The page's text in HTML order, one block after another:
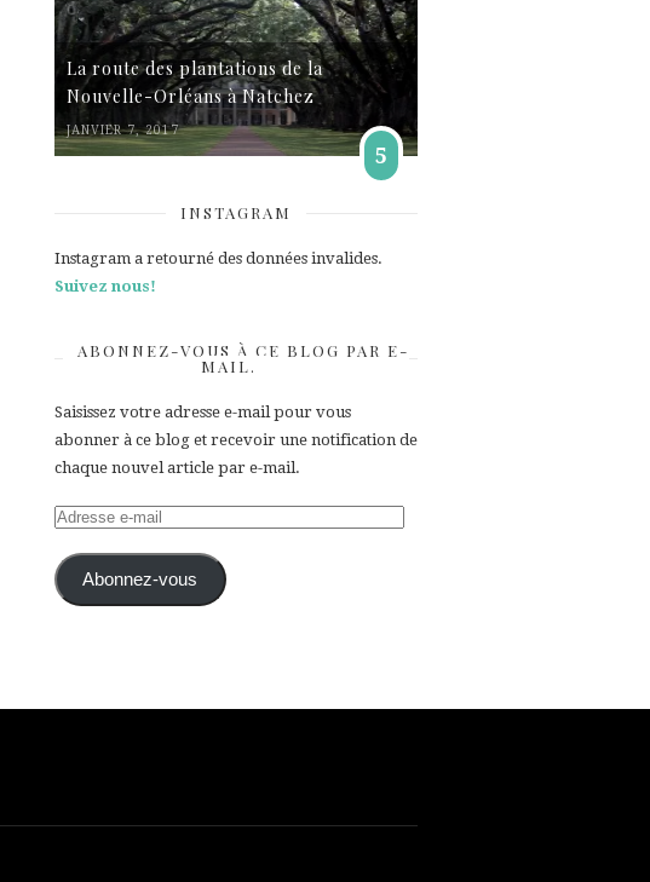
La route des plantations de la
Nouvelle-Orléans à Natchez
JANVIER 7, 2017
5
INSTAGRAM
Instagram a retourné des données invalides.
Suivez nous!
ABONNEZ-VOUS À CE BLOG PAR E-
MAIL.
Saisissez votre adresse e-mail pour vous
abonner à ce blog et recevoir une notification de
chaque nouvel article par e-mail.
Adresse
mail Abonnez-vous